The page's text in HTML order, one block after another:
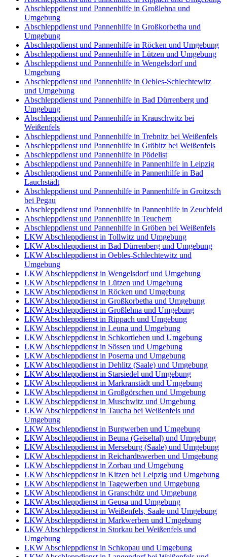
Abschleppdienst und Pannenhilfe in Großlehna und
Umgebung
Abschleppdienst und Pannenhilfe in Großkorbetha und
Umgebung
Abschleppdienst und Pannenhilfe in Röcken und Umgebung
Abschleppdienst und Pannenhilfe in Lützen und Umgebung
Abschleppdienst und Pannenhilfe in Wengelsdorf und
Umgebung
Abschleppdienst und Pannenhilfe in Oebles-Schlechtewitz
und Umgebung
Abschleppdienst und Pannenhilfe in Bad Dürrenberg und
Umgebung
Abschleppdienst und Pannenhilfe in Krauschwitz bei
Weißenfels
Abschleppdienst und Pannenhilfe in Trebnitz bei Weißenfels
Abschleppdienst und Pannenhilfe in Gröbitz bei Weißenfels
Abschleppdienst und Pannenhilfe in Pödelist
Abschleppdienst und Pannenhilfe in Pannenhilfe in Leipzig
Abschleppdienst und Pannenhilfe in Pannenhilfe in Bad
Lauchstädt
Abschleppdienst und Pannenhilfe in Pannenhilfe in Groitzsch
bei Pegau
Abschleppdienst und Pannenhilfe in Pannenhilfe in Zeuchfeld
Abschleppdienst und Pannenhilfe in Teuchern
Abschleppdienst und Pannenhilfe in Gröben bei Weißenfels
LKW Abschleppdienst in Tollwitz und Umgebung
LKW Abschleppdienst in Bad Dürrenberg und Umgebung
LKW Abschleppdienst in Oebles-Schlechtewitz und
Umgebung
LKW Abschleppdienst in Wengelsdorf und Umgebung
LKW Abschleppdienst in Lützen und Umgebung
LKW Abschleppdienst in Röcken und Umgebung
LKW Abschleppdienst in Großkorbetha und Umgebung
LKW Abschleppdienst in Großlehna und Umgebung
LKW Abschleppdienst in Rippach und Umgebung
LKW Abschleppdienst in Leuna und Umgebung
LKW Abschleppdienst in Schkortleben und Umgebung
LKW Abschleppdienst in Sössen und Umgebung
LKW Abschleppdienst in Poserna und Umgebung
LKW Abschleppdienst in Dehlitz (Saale) und Umgebung
LKW Abschleppdienst in Starsiedel und Umgebung
LKW Abschleppdienst in Markranstädt und Umgebung
LKW Abschleppdienst in Großgörschen und Umgebung
LKW Abschleppdienst in Muschwitz und Umgebung
LKW Abschleppdienst in Taucha bei Weißenfels und
Umgebung
LKW Abschleppdienst in Burgwerben und Umgebung
LKW Abschleppdienst in Beuna (Geiseltal) und Umgebung
LKW Abschleppdienst in Merseburg (Saale) und Umgebung
LKW Abschleppdienst in Reichardtswerben und Umgebung
LKW Abschleppdienst in Zorbau und Umgebung
LKW Abschleppdienst in Kitzen bei Leipzig und Umgebung
LKW Abschleppdienst in Tagewerben und Umgebung
LKW Abschleppdienst in Granschütz und Umgebung
LKW Abschleppdienst in Geusa und Umgebung
LKW Abschleppdienst in Weißenfels, Saale und Umgebung
LKW Abschleppdienst in Markwerben und Umgebung
LKW Abschleppdienst in Storkau bei Weißenfels und
Umgebung
LKW Abschleppdienst in Schkopau und Umgebung